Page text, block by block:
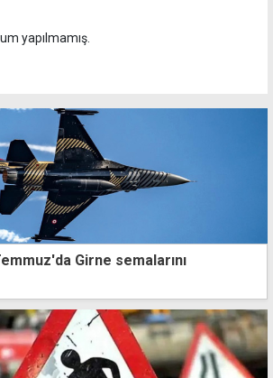
yapılmamış.
Girne semalarını